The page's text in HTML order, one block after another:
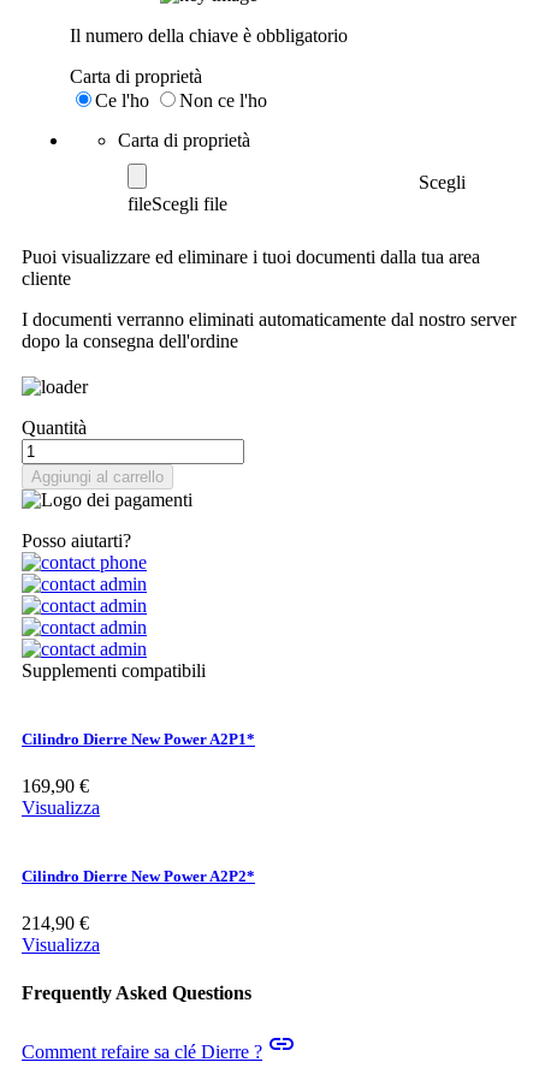
Il numero della chiave è obbligatorio
Carta di proprietà
Ce l'ho
Non ce l'ho
Carta di proprietà
Scegli
file
Puoi visualizzare ed eliminare i tuoi documenti dalla tua area
cliente
I documenti verranno eliminati automaticamente dal nostro server
dopo la consegna dell'ordine
Quantità
Aggiungi al carrello
Posso aiutarti?
Supplementi compatibili
Cilindro Dierre New Power A2P1*
169,90 €
Visualizza
Cilindro Dierre New Power A2P2*
214,90 €
Visualizza
Frequently Asked Questions
Comment refaire sa clé Dierre ? insert_link